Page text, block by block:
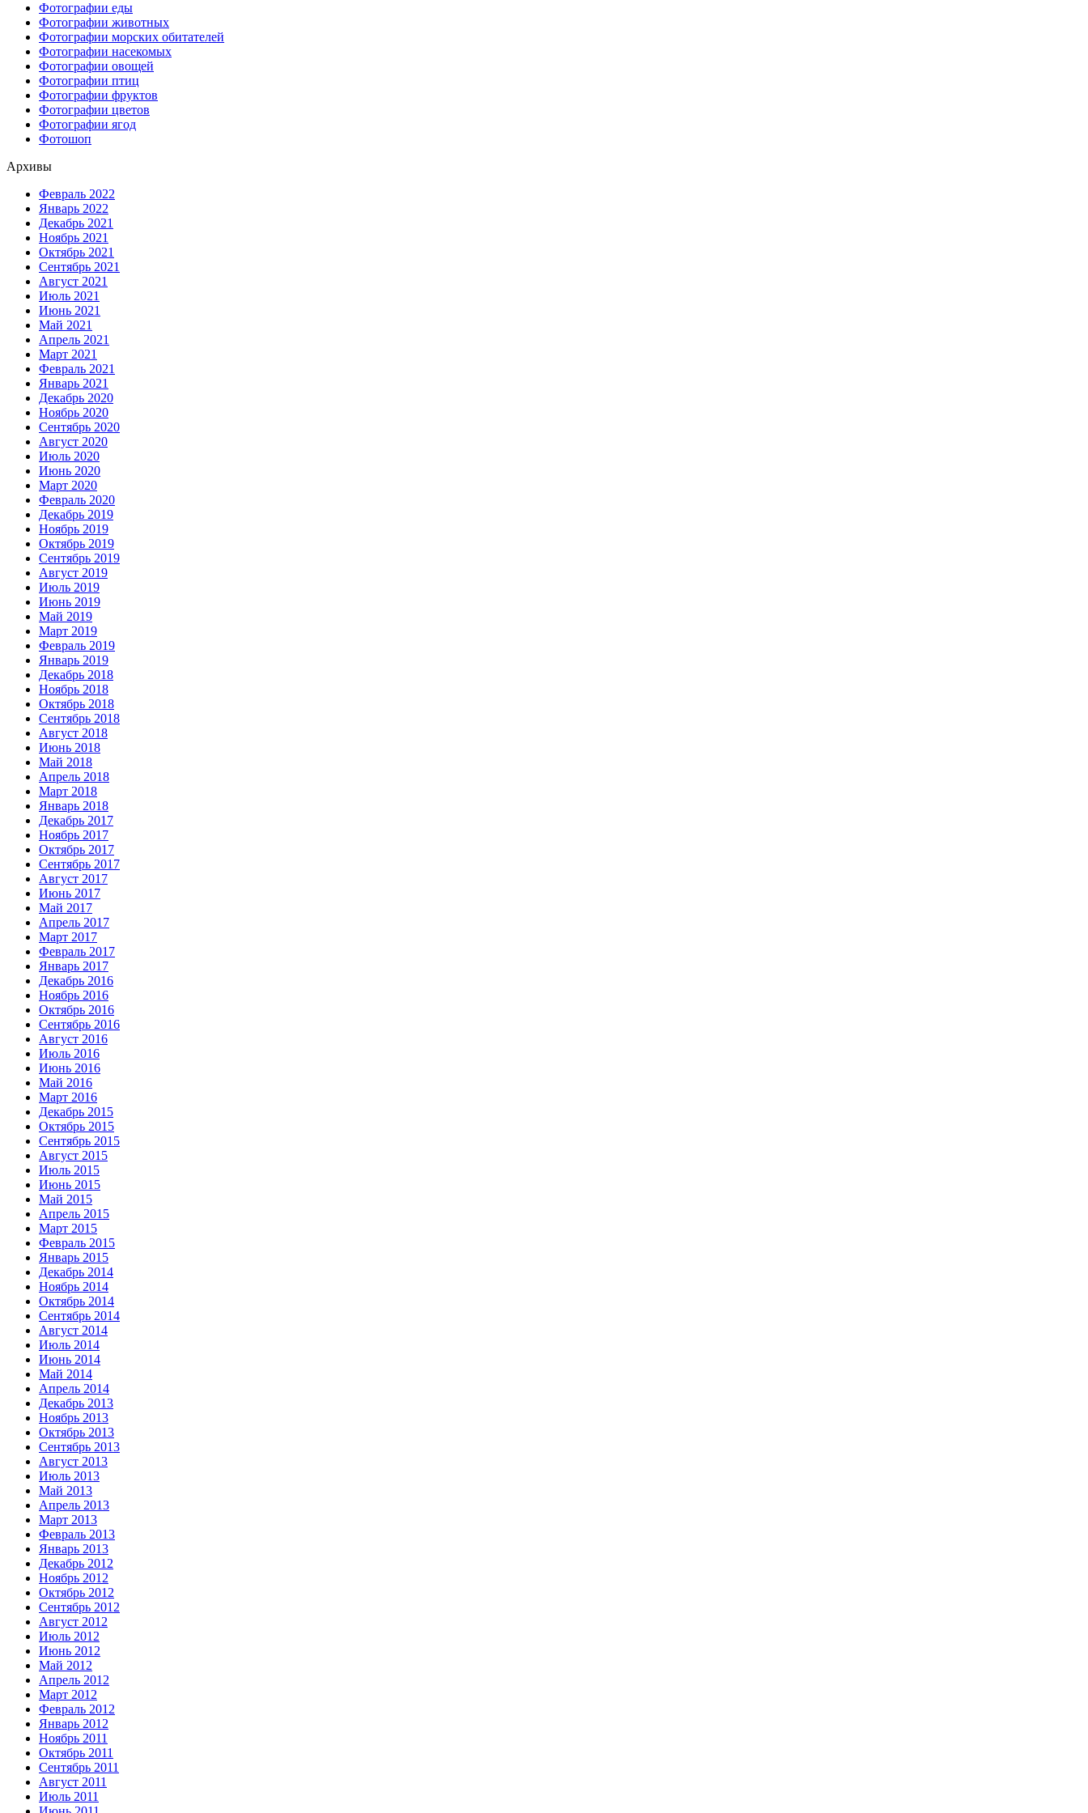
Фотографии еды
Фотографии животных
Фотографии морских обитателей
Фотографии насекомых
Фотографии овощей
Фотографии птиц
Фотографии фруктов
Фотографии цветов
Фотографии ягод
Фотошоп
Архивы
Февраль 2022
Январь 2022
Декабрь 2021
Ноябрь 2021
Октябрь 2021
Сентябрь 2021
Август 2021
Июль 2021
Июнь 2021
Май 2021
Апрель 2021
Март 2021
Февраль 2021
Январь 2021
Декабрь 2020
Ноябрь 2020
Сентябрь 2020
Август 2020
Июль 2020
Июнь 2020
Март 2020
Февраль 2020
Декабрь 2019
Ноябрь 2019
Октябрь 2019
Сентябрь 2019
Август 2019
Июль 2019
Июнь 2019
Май 2019
Март 2019
Февраль 2019
Январь 2019
Декабрь 2018
Ноябрь 2018
Октябрь 2018
Сентябрь 2018
Август 2018
Июнь 2018
Май 2018
Апрель 2018
Март 2018
Январь 2018
Декабрь 2017
Ноябрь 2017
Октябрь 2017
Сентябрь 2017
Август 2017
Июнь 2017
Май 2017
Апрель 2017
Март 2017
Февраль 2017
Январь 2017
Декабрь 2016
Ноябрь 2016
Октябрь 2016
Сентябрь 2016
Август 2016
Июль 2016
Июнь 2016
Май 2016
Март 2016
Декабрь 2015
Октябрь 2015
Сентябрь 2015
Август 2015
Июль 2015
Июнь 2015
Май 2015
Апрель 2015
Март 2015
Февраль 2015
Январь 2015
Декабрь 2014
Ноябрь 2014
Октябрь 2014
Сентябрь 2014
Август 2014
Июль 2014
Июнь 2014
Май 2014
Апрель 2014
Декабрь 2013
Ноябрь 2013
Октябрь 2013
Сентябрь 2013
Август 2013
Июль 2013
Май 2013
Апрель 2013
Март 2013
Февраль 2013
Январь 2013
Декабрь 2012
Ноябрь 2012
Октябрь 2012
Сентябрь 2012
Август 2012
Июль 2012
Июнь 2012
Май 2012
Апрель 2012
Март 2012
Февраль 2012
Январь 2012
Ноябрь 2011
Октябрь 2011
Сентябрь 2011
Август 2011
Июль 2011